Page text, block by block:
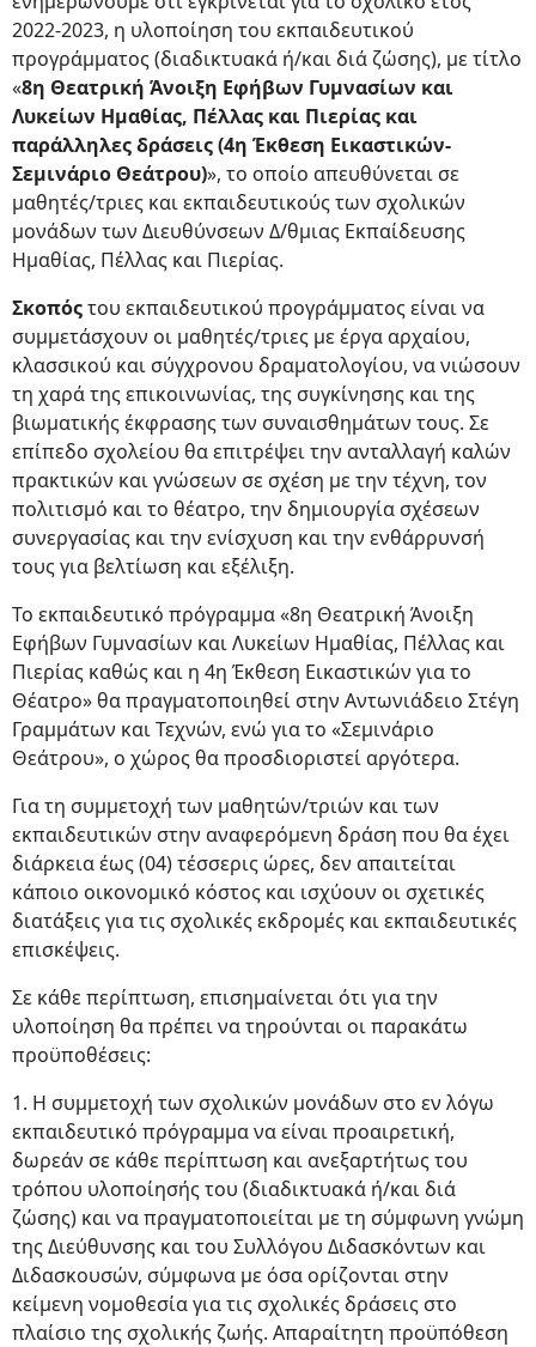
2022-2023, η υλοποίηση του εκπαιδευτικού
προγράμματος (διαδικτυακά ή/και διά ζώσης), με τίτλο
«8η Θεατρική Άνοιξη Εφήβων Γυμνασίων και
Λυκείων Ημαθίας, Πέλλας και Πιερίας και
παράλληλες δράσεις (4η Έκθεση Εικαστικών-
Σεμινάριο Θεάτρου)», το οποίο απευθύνεται σε
μαθητές/τριες και εκπαιδευτικούς των σχολικών
μονάδων των Διευθύνσεων Δ/θμιας Εκπαίδευσης
Ημαθίας, Πέλλας και Πιερίας.
Σκοπόςτου εκπαιδευτικού προγράμματος είναι να
συμμετάσχουν οι μαθητές/τριες με έργα αρχαίου,
κλασσικού και σύγχρονου δραματολογίου, να νιώσουν
τη χαρά της επικοινωνίας, της συγκίνησης και της
βιωματικής έκφρασης των συναισθημάτων τους. Σε
επίπεδο σχολείου θα επιτρέψει την ανταλλαγή καλών
πρακτικών και γνώσεων σε σχέση με την τέχνη, τον
πολιτισμό και το θέατρο, την δημιουργία σχέσεων
συνεργασίας και την ενίσχυση και την ενθάρρυνσή
τους για βελτίωση και εξέλιξη.
Το εκπαιδευτικό πρόγραμμα «8η Θεατρική Άνοιξη
Εφήβων Γυμνασίων και Λυκείων Ημαθίας, Πέλλας και
Πιερίας καθώς και η 4η Έκθεση Εικαστικών για το
Θέατρο» θα πραγματοποιηθεί στην Αντωνιάδειο Στέγη
Γραμμάτων και Τεχνών, ενώ για το «Σεμινάριο
Θεάτρου», ο χώρος θα προσδιοριστεί αργότερα.
Για τη συμμετοχή των μαθητών/τριών και των
εκπαιδευτικών στην αναφερόμενη δράση που θα έχει
διάρκεια έως (04) τέσσερις ώρες, δεν απαιτείται
κάποιο οικονομικό κόστος και ισχύουν οι σχετικές
διατάξεις για τις σχολικές εκδρομές και εκπαιδευτικές
επισκέψεις.
Σε κάθε περίπτωση, επισημαίνεται ότι για την
υλοποίηση θα πρέπει να τηρούνται οι παρακάτω
προϋποθέσεις:
1. Η συμμετοχή των σχολικών μονάδων στο εν λόγω
εκπαιδευτικό πρόγραμμα να είναι προαιρετική,
δωρεάν σε κάθε περίπτωση και ανεξαρτήτως του
τρόπου υλοποίησής του (διαδικτυακά ή/και διά
ζώσης) και να πραγματοποιείται με τη σύμφωνη γνώμη
της Διεύθυνσης και του Συλλόγου Διδασκόντων και
Διδασκουσών, σύμφωνα με όσα ορίζονται στην
κείμενη νομοθεσία για τις σχολικές δράσεις στο
πλαίσιο της σχολικής ζωής. Απαραίτητη προϋπόθεση